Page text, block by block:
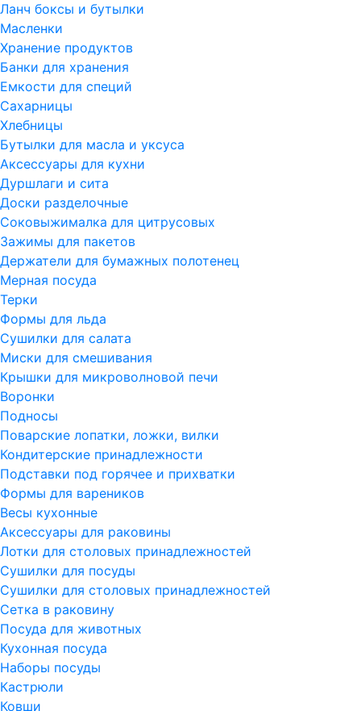
Ланч боксы и бутылки
Масленки
Хранение продуктов
Банки для хранения
Емкости для специй
Сахарницы
Хлебницы
Бутылки для масла и уксуса
Аксессуары для кухни
Дуршлаги и сита
Доски разделочные
Соковыжималка для цитрусовых
Зажимы для пакетов
Держатели для бумажных полотенец
Мерная посуда
Терки
Формы для льда
Сушилки для салата
Миски для смешивания
Крышки для микроволновой печи
Воронки
Подносы
Поварские лопатки, ложки, вилки
Кондитерские принадлежности
Подставки под горячее и прихватки
Формы для вареников
Весы кухонные
Аксессуары для раковины
Лотки для столовых принадлежностей
Сушилки для посуды
Сушилки для столовых принадлежностей
Сетка в раковину
Посуда для животных
Кухонная посуда
Наборы посуды
Кастрюли
Ковши